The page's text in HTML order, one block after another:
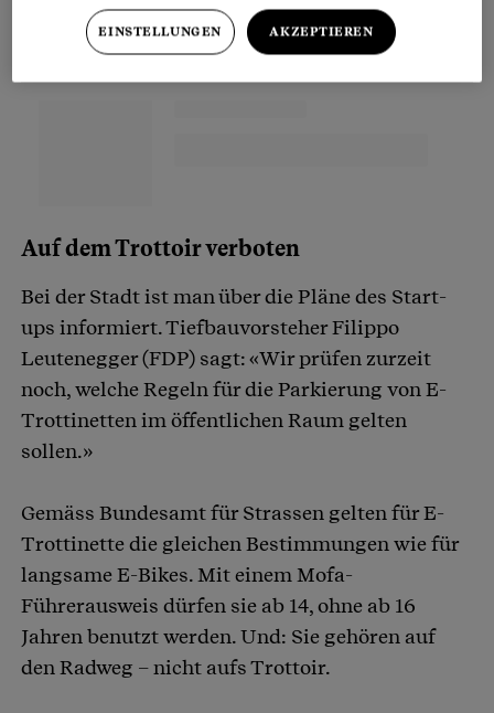
Auf dem Trottoir verboten
Bei der Stadt ist man über die Pläne des Start-
ups informiert. Tiefbauvorsteher Filippo
Leutenegger (FDP) sagt: «Wir prüfen zurzeit
noch, welche Regeln für die Parkierung von E-
Trottinetten im öffentlichen Raum gelten
sollen.»
Gemäss Bundesamt für Strassen gelten für E-
Trottinette die gleichen Bestimmungen wie für
langsame E-Bikes. Mit einem Mofa-
Führerausweis dürfen sie ab 14, ohne ab 16
Jahren benutzt werden. Und: Sie gehören auf
den Radweg – nicht aufs Trottoir.
EINSTELLUNGEN AKZEPTIEREN